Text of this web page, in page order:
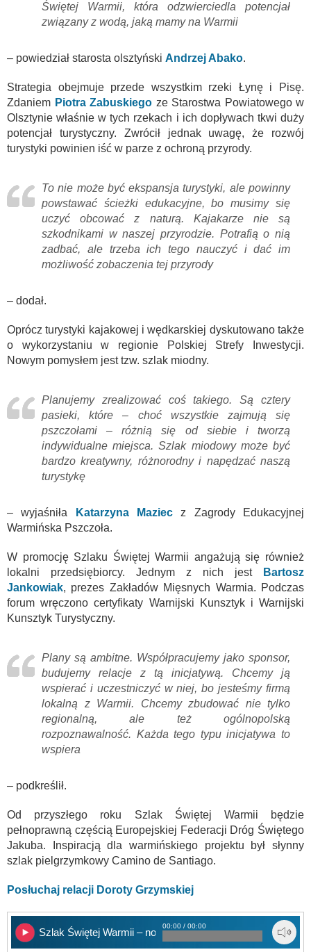
Świętej Warmii, która odzwierciedla potencjał
związany z wodą, jaką mamy na Warmii
– powiedział starosta olsztyński Andrzej Abako.
Strategia obejmuje przede wszystkim rzeki Łynę i Pisę.
Zdaniem Piotra Zabuskiego ze Starostwa Powiatowego w
Olsztynie właśnie w tych rzekach i ich dopływach tkwi duży
potencjał turystyczny. Zwrócił jednak uwagę, że rozwój
turystyki powinien iść w parze z ochroną przyrody.
To nie może być ekspansja turystyki, ale powinny
powstawać ścieżki edukacyjne, bo musimy się
uczyć obcować z naturą. Kajakarze nie są
szkodnikami w naszej przyrodzie. Potrafią o nią
zadbać, ale trzeba ich tego nauczyć i dać im
możliwość zobaczenia tej przyrody
– dodał.
Oprócz turystyki kajakowej i wędkarskiej dyskutowano także
o wykorzystaniu w regionie Polskiej Strefy Inwestycji.
Nowym pomysłem jest tzw. szlak miodny.
Planujemy zrealizować coś takiego. Są cztery
pasieki, które – choć wszystkie zajmują się
pszczołami – różnią się od siebie i tworzą
indywidualne miejsca. Szlak miodowy może być
bardzo kreatywny, różnorodny i napędzać naszą
turystykę
– wyjaśniła Katarzyna Maziec z Zagrody Edukacyjnej
Warmińska Pszczoła.
W promocję Szlaku Świętej Warmii angażują się również
lokalni przedsiębiorcy. Jednym z nich jest
Bartosz
Jankowiak, prezes Zakładów Mięsnych Warmia. Podczas
forum wręczono certyfikaty Warnijski Kunsztyk i Warnijski
Kunsztyk Turystyczny.
Plany są ambitne. Współpracujemy jako sponsor,
budujemy relacje z tą inicjatywą. Chcemy ją
wspierać i uczestniczyć w niej, bo jesteśmy firmą
lokalną z Warmii. Chcemy zbudować nie tylko
regionalną, ale też ogólnopolską
rozpoznawalność. Każda tego typu inicjatywa to
wspiera
– podkreślił.
Od przyszłego roku Szlak Świętej Warmii będzie
pełnoprawną częścią Europejskiej Federacji Dróg Świętego
Jakuba. Inspiracją dla warmińskiego projektu był słynny
szlak pielgrzymkowy Camino de Santiago.
Posłuchaj relacji Doroty Grzymskiej
Szlak Świętej Warmii – nowe możliwości
00:00 / 00:00